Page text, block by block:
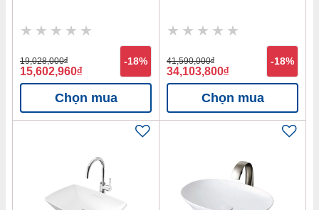
19,028,000đ
15,602,960đ
-18%
Chọn mua
41,590,000đ
34,103,800đ
-18%
Chọn mua